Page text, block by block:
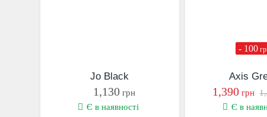
Jo Black
1,130 грн
Є в наявності
Axis
1,390 грн
- 100
Є в